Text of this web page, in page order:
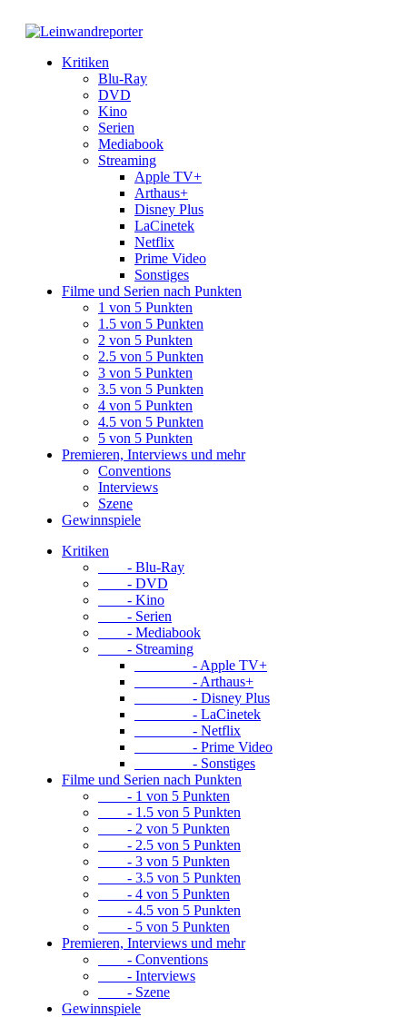
Kritiken
Blu-Ray
DVD
Kino
Serien
Mediabook
Streaming
Apple TV+
Arthaus+
Disney Plus
LaCinetek
Netflix
Prime Video
Sonstiges
Filme und Serien nach Punkten
1 von 5 Punkten
1.5 von 5 Punkten
2 von 5 Punkten
2.5 von 5 Punkten
3 von 5 Punkten
3.5 von 5 Punkten
4 von 5 Punkten
4.5 von 5 Punkten
5 von 5 Punkten
Premieren, Interviews und mehr
Conventions
Interviews
Szene
Gewinnspiele
Kritiken
- Blu-Ray
- DVD
- Kino
- Serien
- Mediabook
- Streaming
- Apple TV+
- Arthaus+
- Disney Plus
- LaCinetek
- Netflix
- Prime Video
- Sonstiges
Filme und Serien nach Punkten
- 1 von 5 Punkten
- 1.5 von 5 Punkten
- 2 von 5 Punkten
- 2.5 von 5 Punkten
- 3 von 5 Punkten
- 3.5 von 5 Punkten
- 4 von 5 Punkten
- 4.5 von 5 Punkten
- 5 von 5 Punkten
Premieren, Interviews und mehr
- Conventions
- Interviews
- Szene
Gewinnspiele